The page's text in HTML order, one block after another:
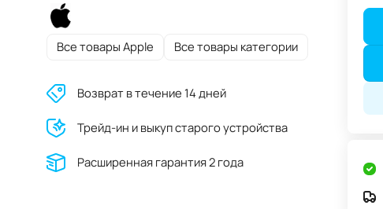
Все товары Apple Все товары категории
Возврат в течение 14 дней
Трейд-ин и выкуп старого устройства
Расширенная гарантия 2 года